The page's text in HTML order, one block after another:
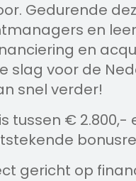
Gedurende
en
en
voor de
snel verder!
tussen € 2.800,-
gericht op